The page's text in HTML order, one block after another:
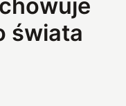
świata